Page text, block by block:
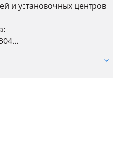
и установочных центров